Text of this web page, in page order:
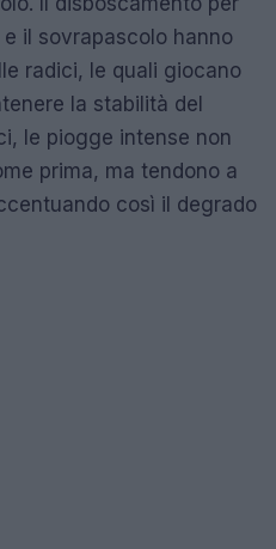
il sovrapascolo hanno
radici, le quali giocano
la stabilità del
le piogge intense non
prima, ma tendono a
così il degrado